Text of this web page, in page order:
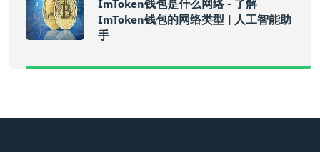
ImToken钱包是什么网络 - 了解
ImToken钱包的网络类型 | 人工智能助
手